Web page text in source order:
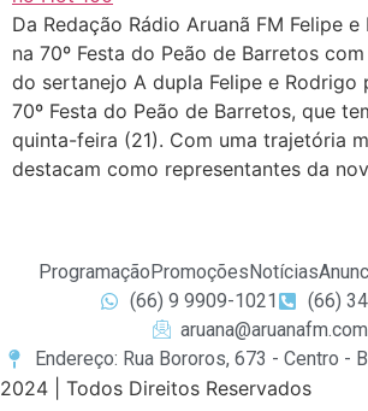
Da Redação Rádio Aruanã FM Felipe
na 70º Festa do Peão de Barretos
do sertanejo A dupla Felipe e Rodrigo
70º Festa do Peão de Barretos, que
quinta-feira (21). Com uma trajetória
destacam como representantes da
Programação Promoções Notícias
(66) 9 9909-1021
(66)
Endereço: Rua Bororos, 673 - Centro -
2024 | Todos Direitos Reservados